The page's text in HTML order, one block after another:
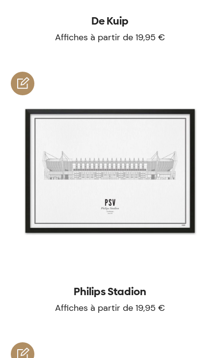
De Kuip
Affiches à partir de 19,95 €
Philips Stadion
Affiches à partir de 19,95 €